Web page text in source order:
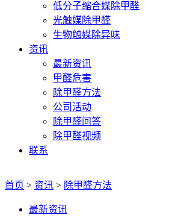
低分子缩合媒除甲醛
光触媒除甲醛
生物触媒除异味
资讯
最新资讯
甲醛危害
除甲醛方法
公司活动
除甲醛问答
除甲醛视频
联系
首页 > 资讯 > 除甲醛方法
最新资讯